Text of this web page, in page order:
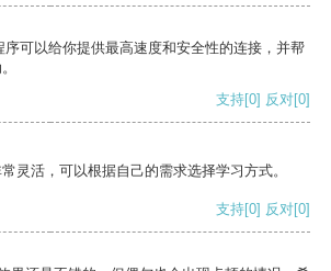
可以给你提供最高速度和安全性的连接，并帮
支持[0] 反对[0]
灵活，可以根据自己的需求选择学习方式。
支持[0] 反对[0]